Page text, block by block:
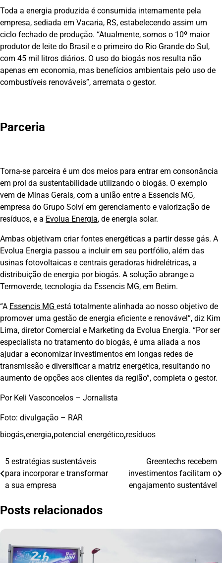
Toda a energia produzida é consumida internamente pela
empresa, sediada em Vacaria, RS, estabelecendo assim um
ciclo fechado de produção. “Atualmente, somos o 10º maior
produtor de leite do Brasil e o primeiro do Rio Grande do Sul,
com 45 mil litros diários. O uso do biogás nos resulta não
apenas em economia, mas benefícios ambientais pelo uso de
combustíveis renováveis”, arremata o gestor.
Parceria
Torna-se parceira é um dos meios para entrar em consonância
em prol da sustentabilidade utilizando o biogás. O exemplo
vem de Minas Gerais, com a união entre a Essencis MG,
empresa do Grupo Solví em gerenciamento e valorização de
resíduos, e a Evolua Energia, de energia solar.
Ambas objetivam criar fontes energéticas a partir desse gás. A
Evolua Energia passou a incluir em seu portfólio, além das
usinas fotovoltaicas e centrais geradoras hidrelétricas, a
distribuição de energia por biogás. A solução abrange a
Termoverde, tecnologia da Essencis MG, em Betim.
“A Essencis MG está totalmente alinhada ao nosso objetivo de
promover uma gestão de energia eficiente e renovável”, diz Kim
Lima, diretor Comercial e Marketing da Evolua Energia. “Por ser
especialista no tratamento do biogás, é uma aliada a nos
ajudar a economizar investimentos em longas redes de
transmissão e diversificar a matriz energética, resultando no
aumento de opções aos clientes da região”, completa o gestor.
Por Keli Vasconcelos – Jornalista
Foto: divulgação – RAR
biogás,energia,potencial energético,resíduos
Navegação
de
5 estratégias sustentáveis
para incorporar e transformar
a sua empresa
Greentechs recebem
investimentos facilitam o
engajamento sustentável
Posts relacionados